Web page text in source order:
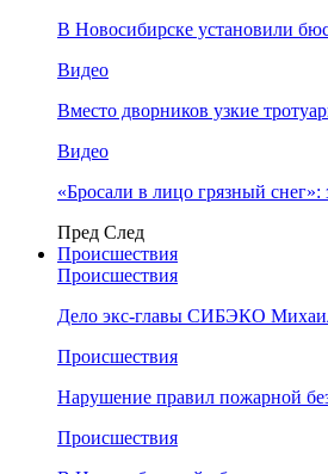
В Новосибирске установили
Видео
Вместо дворников узкие
Видео
«Бросали в лицо грязный
Пред След
Происшествия
Происшествия
Дело экс-главы СИБЭКО
Происшествия
Нарушение правил пожарной
Происшествия